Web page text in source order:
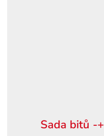
Sada bitů -